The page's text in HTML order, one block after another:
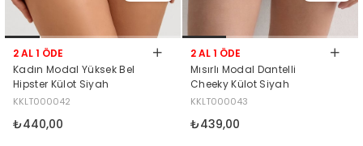
2 AL 1 ÖDE
Kadın Modal Yüksek Bel
Hipster Külot Siyah
KKLT000042
₺440,00
2 AL 1 ÖDE
Mısırlı Modal Dantelli
Cheeky Külot Siyah
KKLT000043
₺439,00